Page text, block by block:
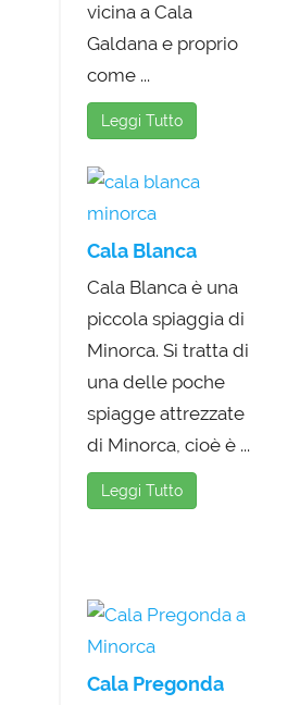
vicina a Cala
Galdana e proprio
come ...
Leggi Tutto
Cala Blanca
Cala Blanca è una
piccola spiaggia di
Minorca. Si tratta di
una delle poche
spiagge attrezzate
di Minorca, cioè è ...
Leggi Tutto
Cala Pregonda